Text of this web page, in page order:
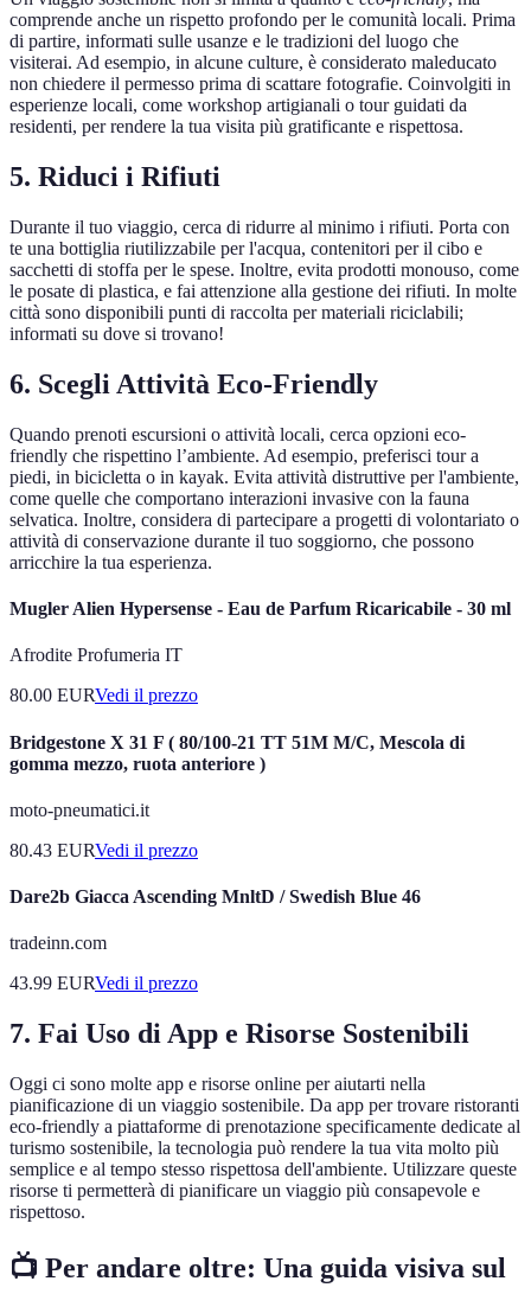
comprende anche un rispetto profondo per le comunità locali. Prima
di partire, informati sulle usanze e le tradizioni del luogo che
visiterai. Ad esempio, in alcune culture, è considerato maleducato
non chiedere il permesso prima di scattare fotografie. Coinvolgiti in
esperienze locali, come workshop artigianali o tour guidati da
residenti, per rendere la tua visita più gratificante e rispettosa.
5. Riduci i Rifiuti
Durante il tuo viaggio, cerca di ridurre al minimo i rifiuti. Porta con
te una bottiglia riutilizzabile per l'acqua, contenitori per il cibo e
sacchetti di stoffa per le spese. Inoltre, evita prodotti monouso, come
le posate di plastica, e fai attenzione alla gestione dei rifiuti. In molte
città sono disponibili punti di raccolta per materiali riciclabili;
informati su dove si trovano!
6. Scegli Attività Eco-Friendly
Quando prenoti escursioni o attività locali, cerca opzioni eco-
friendly che rispettino l’ambiente. Ad esempio, preferisci tour a
piedi, in bicicletta o in kayak. Evita attività distruttive per l'ambiente,
come quelle che comportano interazioni invasive con la fauna
selvatica. Inoltre, considera di partecipare a progetti di volontariato o
attività di conservazione durante il tuo soggiorno, che possono
arricchire la tua esperienza.
Mugler Alien Hypersense - Eau de Parfum Ricaricabile - 30 ml
Afrodite Profumeria IT
80.00 EURVedi il prezzo
Bridgestone X 31 F ( 80/100-21 TT 51M M/C, Mescola di
gomma mezzo, ruota anteriore )
moto-pneumatici.it
80.43 EURVedi il prezzo
Dare2b Giacca Ascending MnltD / Swedish Blue 46
tradeinn.com
43.99 EURVedi il prezzo
7. Fai Uso di App e Risorse Sostenibili
Oggi ci sono molte app e risorse online per aiutarti nella
pianificazione di un viaggio sostenibile. Da app per trovare ristoranti
eco-friendly a piattaforme di prenotazione specificamente dedicate al
turismo sostenibile, la tecnologia può rendere la tua vita molto più
semplice e al tempo stesso rispettosa dell'ambiente. Utilizzare queste
risorse ti permetterà di pianificare un viaggio più consapevole e
rispettoso.
📺 Per andare oltre: Una guida visiva sul